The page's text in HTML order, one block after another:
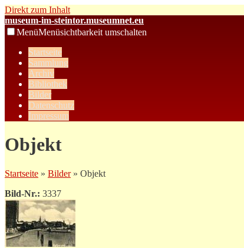
Direkt zum Inhalt
museum-im-steintor.museumnet.eu
MenüMenüsichtbarkeit umschalten
Startseite
Sammlung
Archiv
Bibliothek
Bilder
Datenschutz
Impressum
Objekt
Startseite » Bilder» Objekt
Bild-Nr.: 3337